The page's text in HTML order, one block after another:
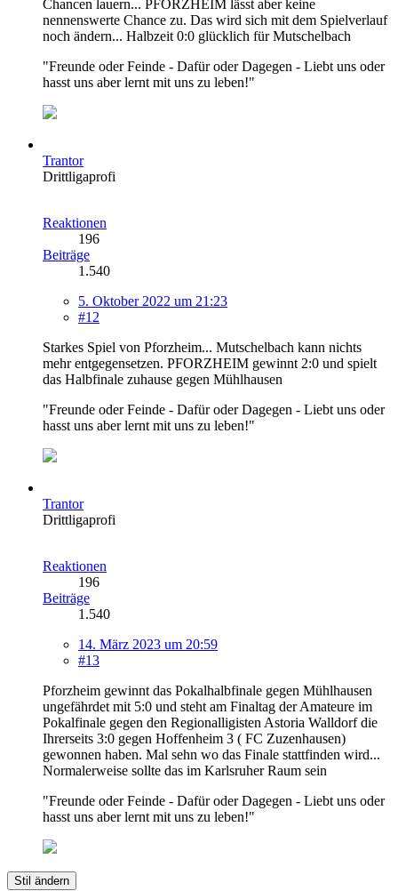
Chancen lauern... PFORZHEIM lässt aber keine
nennenswerte Chance zu. Das wird sich mit dem Spielverlauf
noch ändern... Halbzeit 0:0 glücklich für Mutschelbach
"Freunde oder Feinde - Dafür oder Dagegen - Liebt uns oder
hasst uns aber lernt mit uns zu leben!"
Trantor
Drittligaprofi
Reaktionen
196
Beiträge
1.540
5. Oktober 2022 um 21:23
#12
Starkes Spiel von Pforzheim... Mutschelbach kann nichts
mehr entgegensetzen. PFORZHEIM gewinnt 2:0 und spielt
das Halbfinale zuhause gegen Mühlhausen
"Freunde oder Feinde - Dafür oder Dagegen - Liebt uns oder
hasst uns aber lernt mit uns zu leben!"
Trantor
Drittligaprofi
Reaktionen
196
Beiträge
1.540
14. März 2023 um 20:59
#13
Pforzheim gewinnt das Pokalhalbfinale gegen Mühlhausen
ungefährdet mit 5:0 und steht am Finaltag der Amateure im
Pokalfinale gegen den Regionalligisten Astoria Walldorf die
Ihrerseits 3:0 gegen Hoffenheim 3 ( FC Zuzenhausen)
gewonnen haben. Mal sehn wo das Finale stattfinden wird...
Normalerweise sollte das im Karlsruher Raum sein
"Freunde oder Feinde - Dafür oder Dagegen - Liebt uns oder
hasst uns aber lernt mit uns zu leben!"
Stil ändern